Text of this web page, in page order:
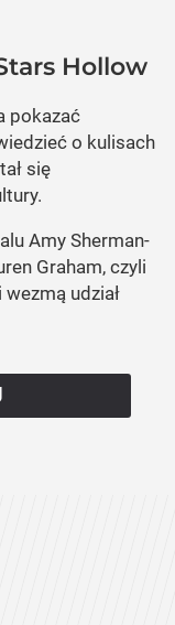
Hollow
pokazać
o kulisach
się
Amy Sherman-
Graham, czyli
udział